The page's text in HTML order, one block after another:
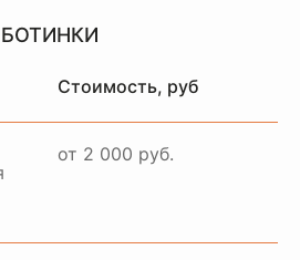
Стоимость, руб
от 2 000 руб.
ВСЕЙ
и